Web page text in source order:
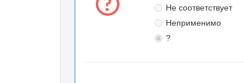
Не соответствует
Неприменимо
?